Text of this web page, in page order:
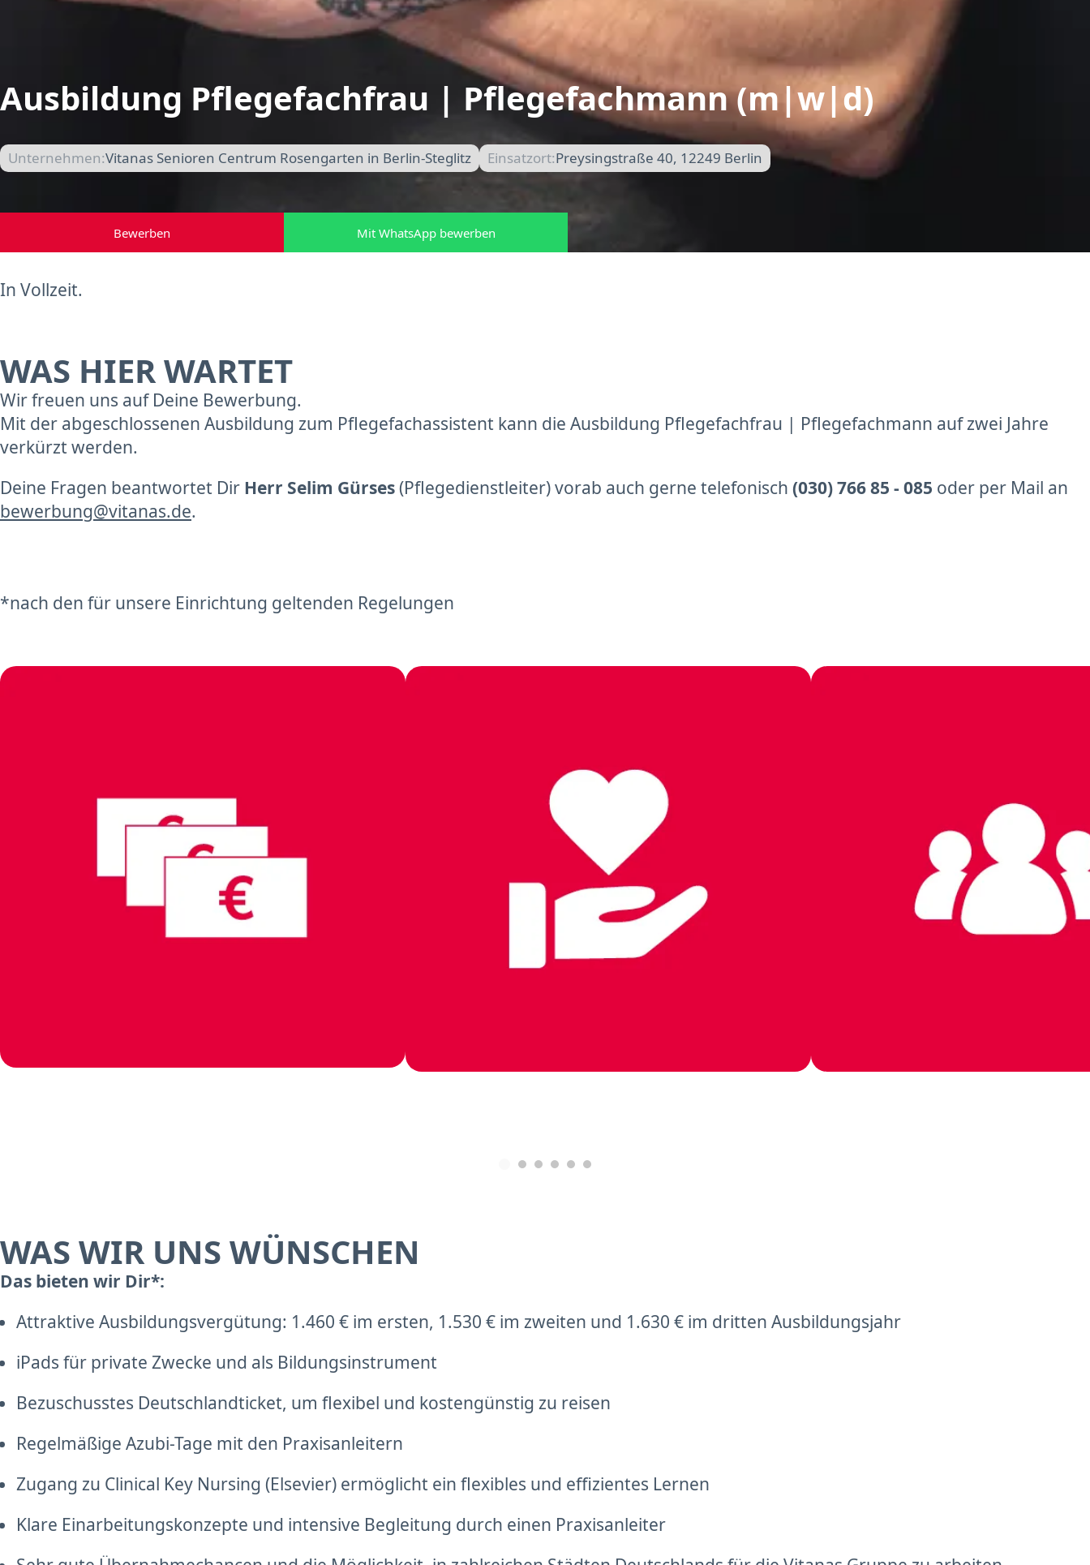
Ausbildung Pflegefachfrau | Pflegefachmann (m|w|d)
Unternehmen:Vitanas Senioren Centrum Rosengarten in Berlin-Steglitz Einsatzort:Preysingstraße 40, 12249 Berlin
Bewerben Mit WhatsApp bewerben
In Vollzeit.
WAS HIER WARTET
Wir freuen uns auf Deine Bewerbung.
Mit der abgeschlossenen Ausbildung zum Pflegefachassistent kann die Ausbildung Pflegefachfrau | Pflegefachmann auf zwei Jahre
verkürzt werden.
Deine Fragen beantwortet Dir Herr Selim Gürses(Pflegedienstleiter) vorab auch gerne telefonisch (030) 766 85 - 085 oder per Mail an
bewerbung@vitanas.de.
*nach den für unsere Einrichtung geltenden Regelungen
WAS WIR UNS WÜNSCHEN
Das bieten wir Dir*:
Attraktive Ausbildungsvergütung: 1.460 € im ersten, 1.530 € im zweiten und 1.630 € im dritten Ausbildungsjahr
iPads für private Zwecke und als Bildungsinstrument
Bezuschusstes Deutschlandticket, um flexibel und kostengünstig zu reisen
Regelmäßige Azubi-Tage mit den Praxisanleitern
Zugang zu Clinical Key Nursing (Elsevier) ermöglicht ein flexibles und effizientes Lernen
Klare Einarbeitungskonzepte und intensive Begleitung durch einen Praxisanleiter